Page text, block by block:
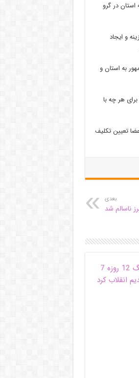
استان در گرو
و ایجاد
به استان و
هر چه با
اعضا تعیین تکلیف
بعدی
ناسالم شد
استان البرز در جنگ 12 روزه 7
انقلاب کرد